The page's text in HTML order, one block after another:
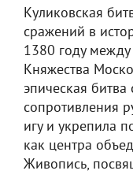
Куликовская
сражений в
1380 году
Княжества
эпическая
сопротивления
игу и укрепила
как центра
Живопись,